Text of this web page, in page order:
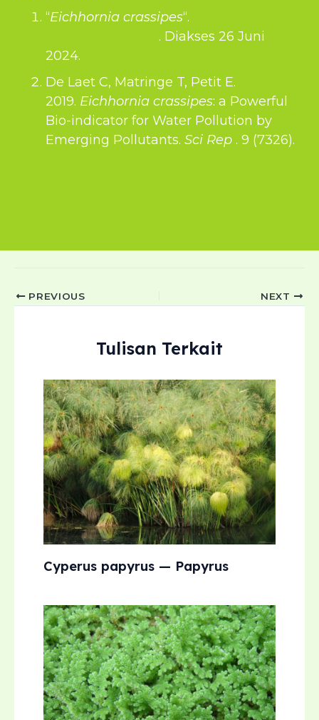
“Eichhornia crassipes“.
. Diakses 26 Juni
2024.
De Laet C, Matringe T, Petit E.
2019. Eichhornia crassipes: a Powerful
Bio-indicator for Water Pollution by
Emerging Pollutants. Sci Rep . 9 (7326).
Post
PREVIOUS NEXT
Tulisan Terkait
Cyperus papyrus — Papyrus